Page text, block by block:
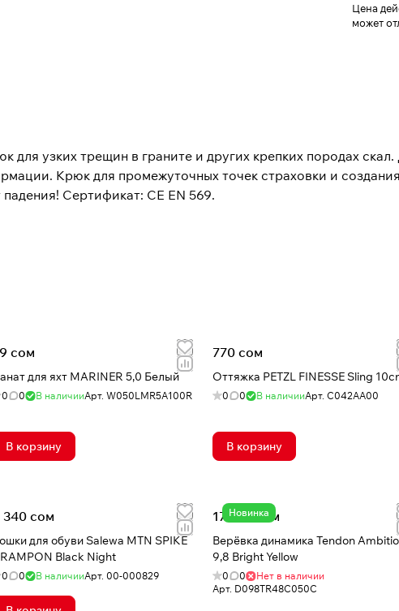
Цена
может
узких трещин в граните и других крепких породах
Крюк для промежуточных точек страховки и
Сертификат: CE EN 569.
сом
для яхт MARINER 5,0 Белый
0 0 В наличииАрт.W050LMR5A100R
В корзину
770 сом
Оттяжка PETZL FINESSE Sling
0 0 В наличииАрт. C042AA00
В корзину
340 сом
для обуви Salewa MTN SPIKE
Black Night
0 0 В наличииАрт.00-000829
Новинка
17 370 сом
Верёвка динамика Tendon
9,8 Bright Yellow
0 0
Нет в наличии
Арт. D098TR48C050C